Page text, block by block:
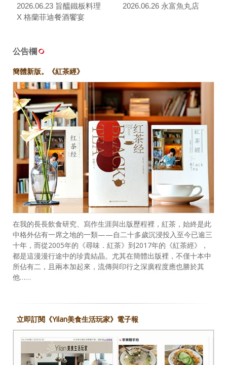
2026.06.23 旨醞鐵板料理
X 格蘭菲迪餐酒饗宴
2026.06.26 永富魚丸店
公告欄
簡體新版。《紅茶經》
在我的長長飲食研究、寫作生涯與出版歷程裡，紅茶，始終是此
中格外佔有一席之地的一類——自二十多歲沉浸投入至今已逾三
十年，而從2005年的《尋味．紅茶》到2017年的《紅茶經》，
都是這漫漫行途中的珍貴結晶。尤其在簡體出版裡，不僅十本中
所佔有二，且兩本加起來，流傳與印行之深廣程度應也勝於其
他……
立即訂閱《Yilan美食生活玩家》電子報